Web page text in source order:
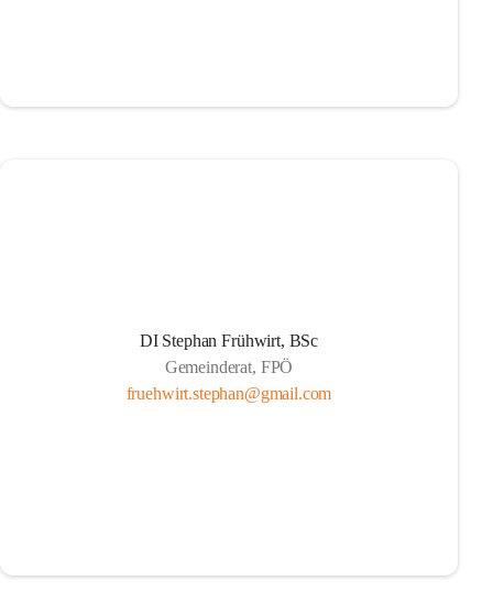
DI Stephan Frühwirt, BSc
Gemeinderat, FPÖ
fruehwirt.stephan@gmail.com